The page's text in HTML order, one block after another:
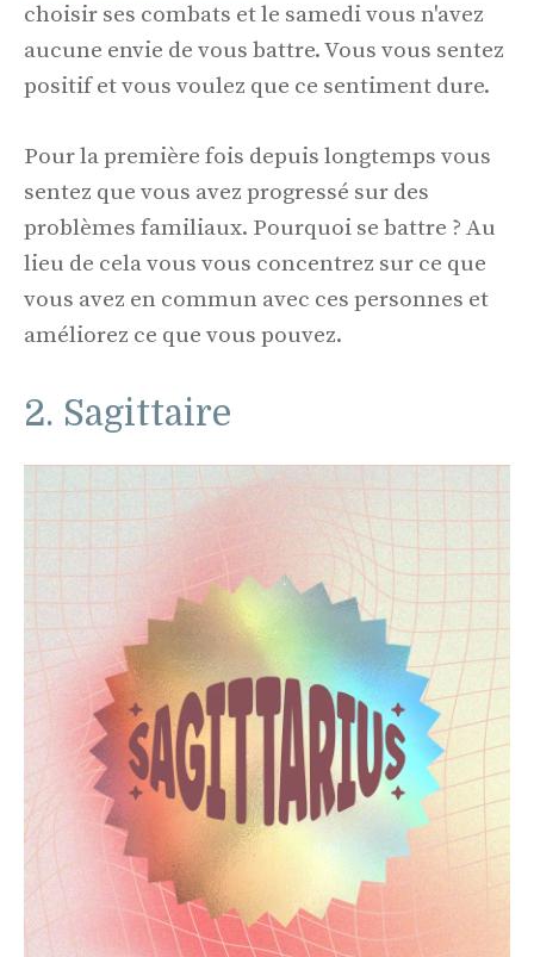
choisir ses combats et le samedi vous n'avez
aucune envie de vous battre. Vous vous sentez
positif et vous voulez que ce sentiment dure.
Pour la première fois depuis longtemps vous
sentez que vous avez progressé sur des
problèmes familiaux. Pourquoi se battre ? Au
lieu de cela vous vous concentrez sur ce que
vous avez en commun avec ces personnes et
améliorez ce que vous pouvez.
2. Sagittaire